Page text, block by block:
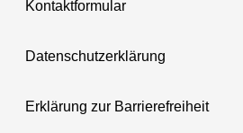
Kontaktformular
Datenschutzerklärung
Erklärung zur Barrierefreiheit